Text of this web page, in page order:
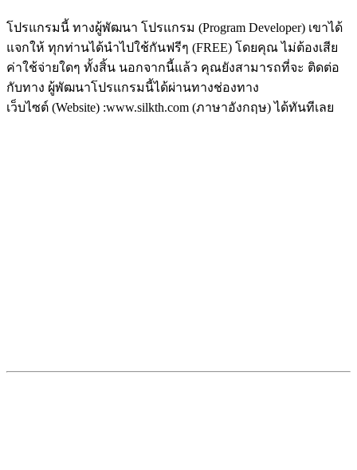
โปรแกรมนี้ ทางผู้พัฒนา โปรแกรม (Program Developer) เขาได้
แจกให้ ทุกท่านได้นำไปใช้กันฟรีๆ (FREE) โดยคุณ ไม่ต้องเสีย
ค่าใช้จ่ายใดๆ ทั้งสิ้น นอกจากนี้แล้ว คุณยังสามารถที่จะ ติดต่อ
กับทาง ผู้พัฒนาโปรแกรมนี้ได้ผ่านทางช่องทาง
เว็บไซต์ (Website) :www.silkth.com (ภาษาอังกฤษ) ได้ทันทีเลย